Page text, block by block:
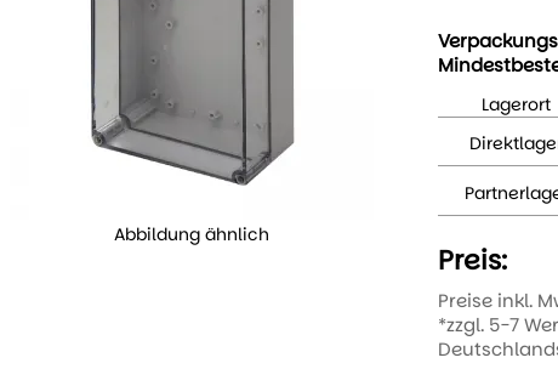
Abbildung ähnlich
Lagerort
Preis:
Preise inkl.
*zzgl. 5-7